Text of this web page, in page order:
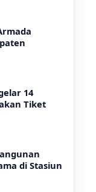
14
Tiket
di Stasiun